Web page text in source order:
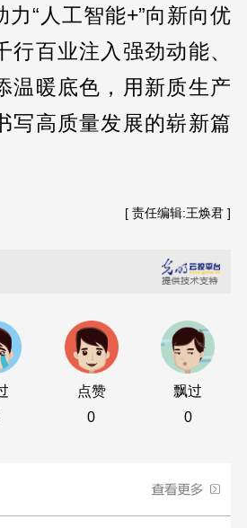
“人工智能+”向新向优
行百业注入强劲动能、
温暖底色，用新质生产
写高质量发展的崭新篇
[ 责任编辑:王焕君 ]
点赞
0
飘过
0